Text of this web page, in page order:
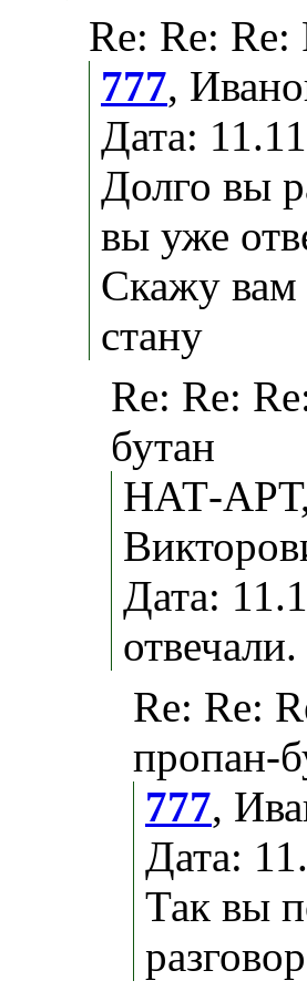
Re: Re:
777,
Дата:
Долго вы
вы уже
Скажу вам
стану
Re: Re:
бутан
НАТ-
Дата:
Re: Re:
пропан-
777,
Дата:
Так вы